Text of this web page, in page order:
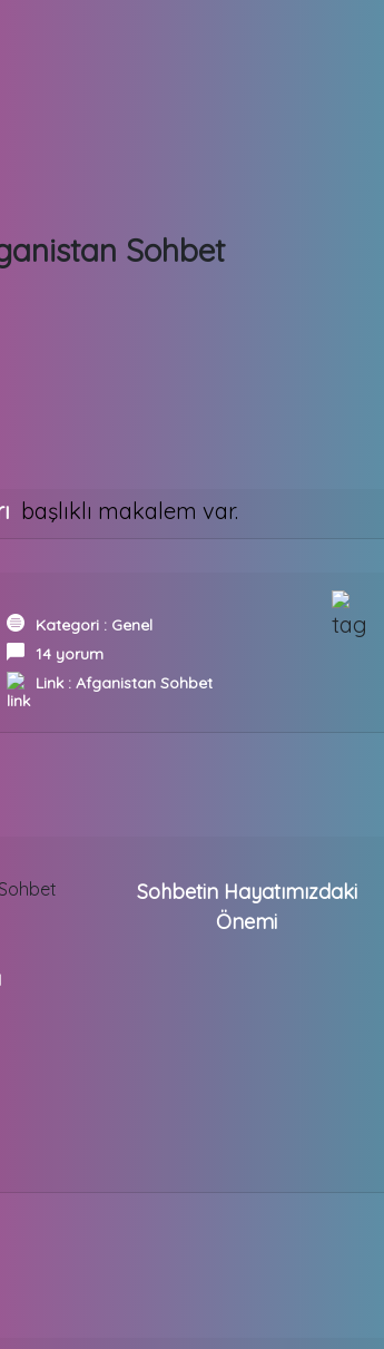
Sohbet
başlıklı makalem var.
Kategori : Genel
14 yorum
Link : Afganistan Sohbet
Sohbetin Hayatımızdaki
Önemi